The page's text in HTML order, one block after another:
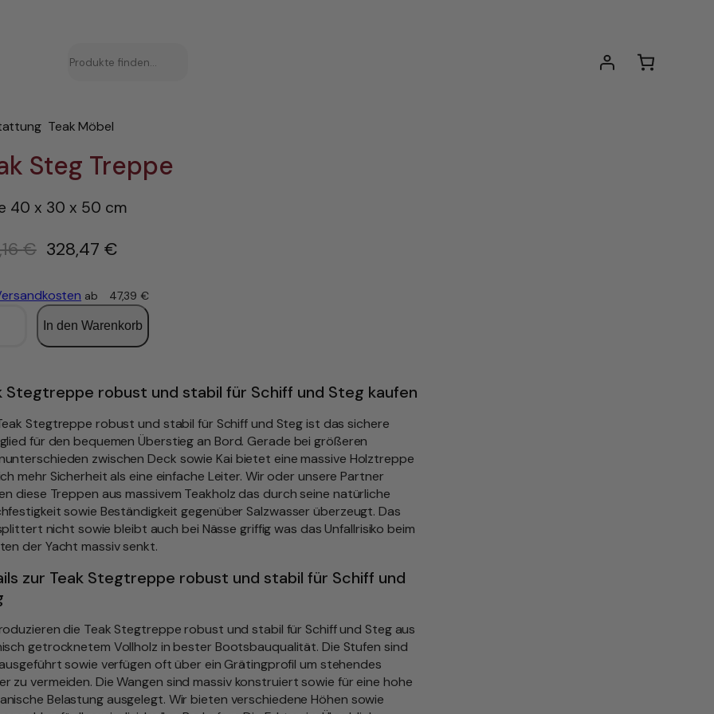
Teak Möbel
Steg Treppe
40 x 30 x 50 cm
€ U
s
p
r
n
g
l
i
c
h
e
P
e
i
s
w
328,47 €
ab 47,39€
In den Warenkorb
Stegtreppe robust und stabil für Schiff und Steg kaufen
Stegtreppe robust und stabil für Schiff und Steg ist das sichere
für den bequemen Überstieg an Bord. Gerade bei größeren
zwischen Deck sowie Kai bietet eine massive Holztreppe
mehr Sicherheit als eine einfache Leiter. Wir oder unsere Partner
diese Treppen aus massivem Teakholz das durch seine natürliche
sowie Beständigkeit gegenüber Salzwasser überzeugt. Das
nicht sowie bleibt auch bei Nässe griffig was das Unfallrisiko beim
der Yacht massiv senkt.
zur Teak Stegtreppe robust und stabil für Schiff und
die Teak Stegtreppe robust und stabil für Schiff und Steg aus
getrocknetem Vollholz in bester Bootsbauqualität. Die Stufen sind
sowie verfügen oft über ein Grätingprofil um stehendes
zu vermeiden. Die Wangen sind massiv konstruiert sowie für eine hohe
Belastung ausgelegt. Wir bieten verschiedene Höhen sowie